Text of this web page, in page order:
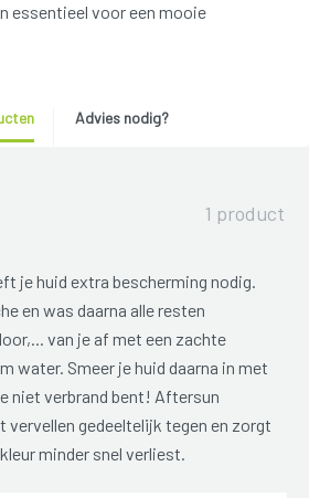
essentieel voor een mooie
Advies nodig?
1 product
je huid extra bescherming nodig.
en was daarna alle resten
van je af met een zachte
water. Smeer je huid daarna in met
niet verbrand bent! Aftersun
vervellen gedeeltelijk tegen en zorgt
minder snel verliest.